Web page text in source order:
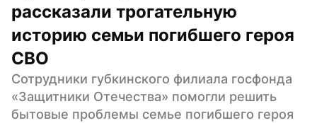
рассказали трогательную
историю семьи погибшего героя
СВО
Сотрудники губкинского филиала госфонда
«Защитники Отечества» помогли решить
бытовые проблемы семье погибшего героя